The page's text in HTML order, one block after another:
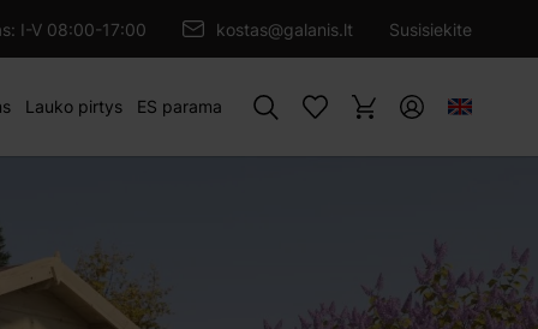
I-V 08:00-17:00 kostas@galanis.lt
Susisiekite
Paieška
Lauko pirtys ES parama